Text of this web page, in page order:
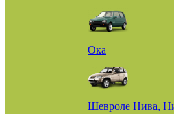
Ока
Шевроле Нива,